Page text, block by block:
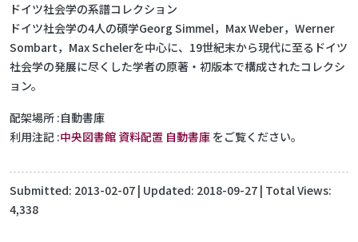
ドイツ社会学の系譜コレクション
ドイツ社会学の4人の碩学Georg Simmel，Max Weber，Werner
Sombart，Max Schelerを中心に、19世紀末から現代に至るドイツ
社会学の発展に尽くした学者の原著・初版本で構成されたコレクシ
ョン。
配架場所 自動書庫
利用注記 中央図書館 資料配置 自動書庫 をご覧ください。
Submitted: 2013-02-07 | Updated: 2018-09-27 | Total Views:
4,338